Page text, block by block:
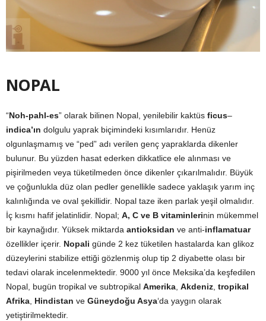
NOPAL
“Noh-pahl-es” olarak bilinen Nopal, yenilebilir kaktüs ficus–
indica’ın dolgulu yaprak biçimindeki kısımlarıdır. Henüz
olgunlaşmamış ve “ped” adı verilen genç yapraklarda dikenler
bulunur. Bu yüzden hasat ederken dikkatlice ele alınması ve
pişirilmeden veya tüketilmeden önce dikenler çıkarılmalıdır. Büyük
ve çoğunlukla düz olan pedler genellikle sadece yaklaşık yarım inç
kalınlığında ve oval şekillidir. Nopal taze iken parlak yeşil olmalıdır.
İç kısmı hafif jelatinlidir. Nopal; A, C ve B vitaminlerinin mükemmel
bir kaynağıdır. Yüksek miktarda antioksidan ve anti-inflamatuar
özellikler içerir. Nopali günde 2 kez tüketilen hastalarda kan glikoz
düzeylerini stabilize ettiği gözlenmiş olup tip 2 diyabette olası bir
tedavi olarak incelenmektedir. 9000 yıl önce Meksika’da keşfedilen
Nopal, bugün tropikal ve subtropikal Amerika Akdeniz tropikal
Afrika Hindistan ve Güneydoğu Asya‘da yaygın olarak
yetiştirilmektedir.